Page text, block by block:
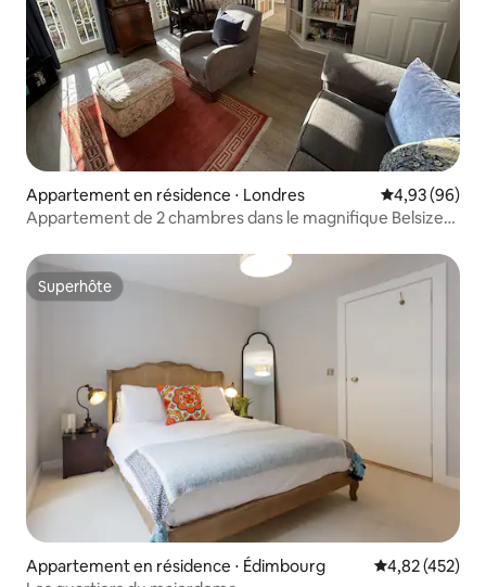
Appartement en résidence ⋅ Londres Évaluation
4,93 (96)
Appartement de 2 chambres dans le magnifique Belsize
Superhôte
Superhôte
Appartement en résidence ⋅ Édimbourg Évaluation
4,82 (452)